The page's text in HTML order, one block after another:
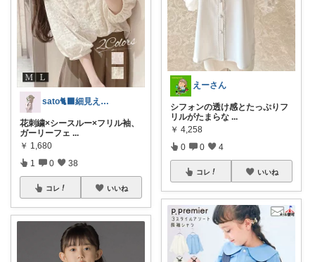
sato🐈‍⬛細見え×淡色コーデ
花刺繍×シースルー×フリル袖、
ガーリーフェ ...
￥ 1,680
1 0 38
コレ いいね
えーさん
シフォンの透け感とたっぷりフ
リルがたまらな ...
￥ 4,258
0 0 4
コレ いいね